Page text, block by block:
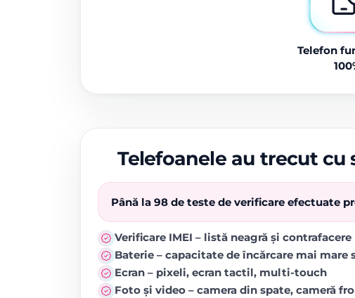
Telefon
Telefoanele au trecut
Până la 98 de teste de verificare efectuate
Verificare IMEI – listă neagră și contrafacere
Baterie – capacitate de încărcare mai
Ecran – pixeli, ecran tactil, multi-touch
Foto și video – camera din spate, cameră